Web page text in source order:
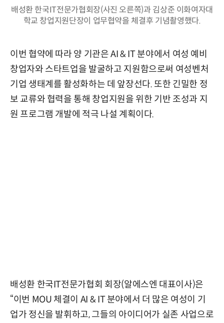
배성환 한국IT전문가협회장(사진 오른쪽)과 김상준 이화여자대
학교 창업지원단장이 업무협약을 체결후 기념촬영했다.
이번 협약에 따라 양 기관은 AI & IT 분야에서 여성 예비
창업자와 스타트업을 발굴하고 지원함으로써 여성벤처
기업 생태계를 활성화하는 데 앞장선다. 또한 긴밀한 정
보 교류와 협력을 통해 창업지원을 위한 기반 조성과 지
원 프로그램 개발에 적극 나설 계획이다.
배성환 한국IT전문가협회 회장(알에스엔 대표이사)은
“이번 MOU 체결이 AI & IT 분야에서 더 많은 여성이 기
업가 정신을 발휘하고, 그들의 아이디어가 실존 사업으로